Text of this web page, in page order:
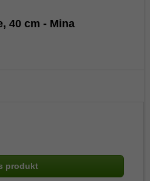
40 cm - Mina
produkt